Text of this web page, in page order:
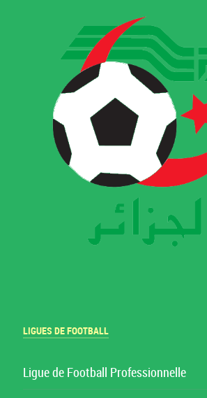
LIGUES DE FOOTBALL
Ligue de Football Professionnelle